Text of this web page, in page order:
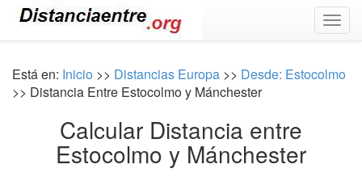
Está en: Inicio >> Distancias Europa >> Desde: Estocolmo
>> Distancia Entre Estocolmo y Mánchester
Calcular Distancia entre
Estocolmo y Mánchester